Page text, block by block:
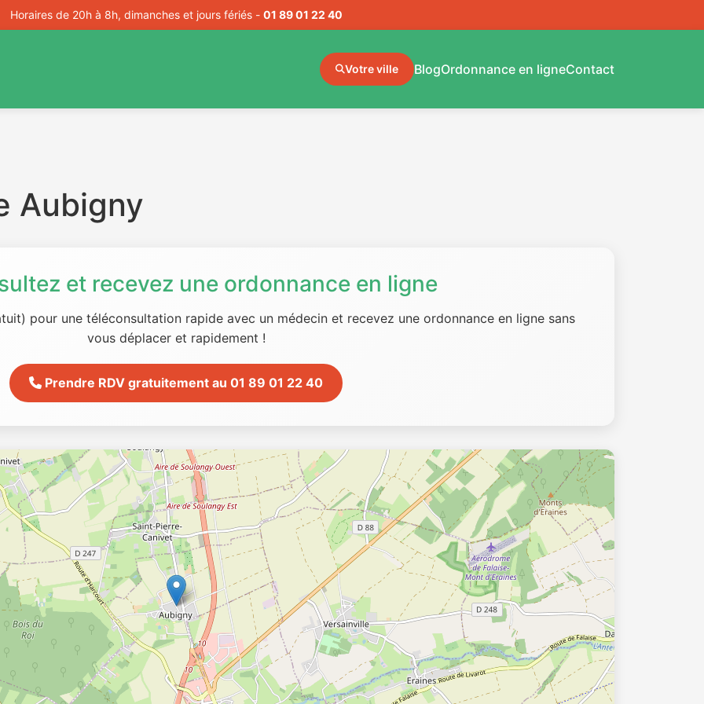
Horaires de 20h à 8h, dimanches et jours fériés - 01 89 01 22 40
Votre ville BlogOrdonnance en ligneContact
Aubigny
et recevez une ordonnance en ligne
pour une téléconsultation rapide avec un médecin et recevez une ordonnance en ligne sans
vous déplacer et rapidement !
Prendre RDV gratuitement au 01 89 01 22 40